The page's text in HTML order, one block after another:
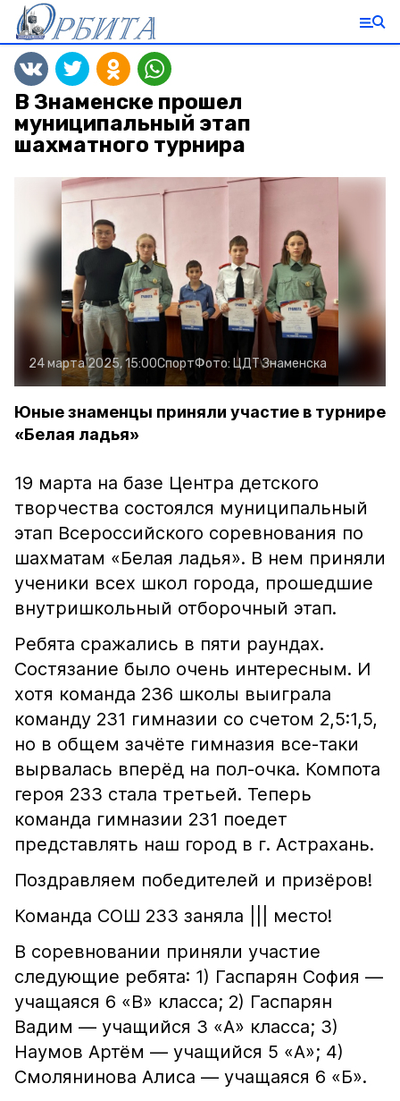
В Знаменске прошел
муниципальный этап
шахматного турнира
24 марта 2025, 15:00СпортФото: ЦДТ Знаменска
Юные знаменцы приняли участие в турнире
«Белая ладья»
19 марта на базе Центра детского
творчества состоялся муниципальный
этап Всероссийского соревнования по
шахматам «Белая ладья». В нем приняли
ученики всех школ города, прошедшие
внутришкольный отборочный этап.
Ребята сражались в пяти раундах.
Состязание было очень интересным. И
хотя команда 236 школы выиграла
команду 231 гимназии со счетом 2,5:1,5,
но в общем зачёте гимназия все-таки
вырвалась вперёд на пол-очка. Компота
героя 233 стала третьей. Теперь
команда гимназии 231 поедет
представлять наш город в г. Астрахань.
Поздравляем победителей и призёров!
Команда СОШ 233 заняла ||| место!
В соревновании приняли участие
следующие ребята: 1) Гаспарян София —
учащаяся 6 «В» класса; 2) Гаспарян
Вадим — учащийся 3 «А» класса; 3)
Наумов Артём — учащийся 5 «А»; 4)
Смолянинова Алиса — учащаяся 6 «Б».